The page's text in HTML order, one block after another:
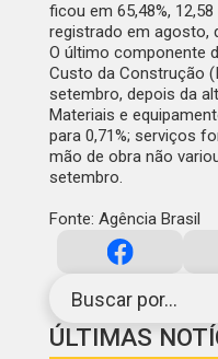
Buscar por...
ÚLTIMAS
ficou em 65,48%,
registrado em agosto,
O último componente
Custo da Construção
setembro, depois da
Materiais e
para 0,71%; serviços
mão de obra não
setembro.
Fonte: Agência Brasil